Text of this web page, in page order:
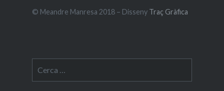
© Meandre Manresa 2018 – Disseny Traç Gràfica